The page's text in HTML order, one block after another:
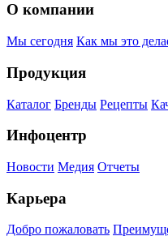
О компании
Мы сегодня Как мы это
Продукция
Каталог Бренды Рецепты
Инфоцентр
Новости Медия Отчеты
Карьера
Добро пожаловать